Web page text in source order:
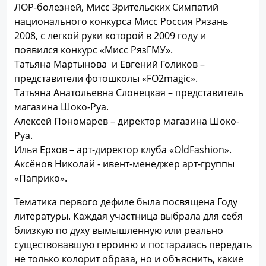
ЛОР-болезней, Мисс Зрительских Симпатий
национального конкурса Мисс Россия Рязань
2008, с легкой руки которой в 2009 году и
появился конкурс «Мисс РязГМУ».
Татьяна Мартынова и Евгений Голиков –
представители фотошколы «FO2magic».
Татьяна Анатольевна Слонецкая – представитель
магазина Шоко-Руа.
Алексей Пономарев – директор магазина Шоко-
Руа.
Илья Ерхов – арт-директор клуба «OldFashion».
Аксёнов Николай - ивент-менеджер арт-группы
«Паприко».
Тематика первого дефиле была посвящена Году
литературы. Каждая участница выбрала для себя
близкую по духу вымышленную или реально
существовавшую героиню и постаралась передать
не только колорит образа, но и объяснить, какие